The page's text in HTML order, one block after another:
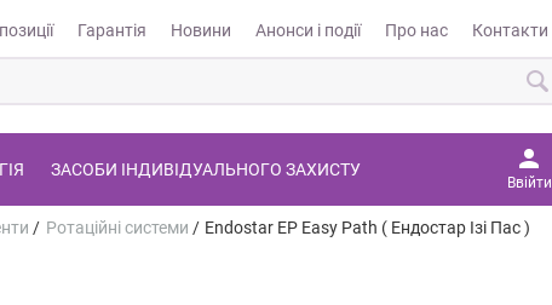
Гарантія Новини Анонси і події Про нас Контакти
ЗАСОБИ ІНДИВІДУАЛЬНОГО ЗАХИСТУ
Ввійти
/ Ротаційні системи / Endostar EP Easy Path ( Ендостар Ізі Пас )